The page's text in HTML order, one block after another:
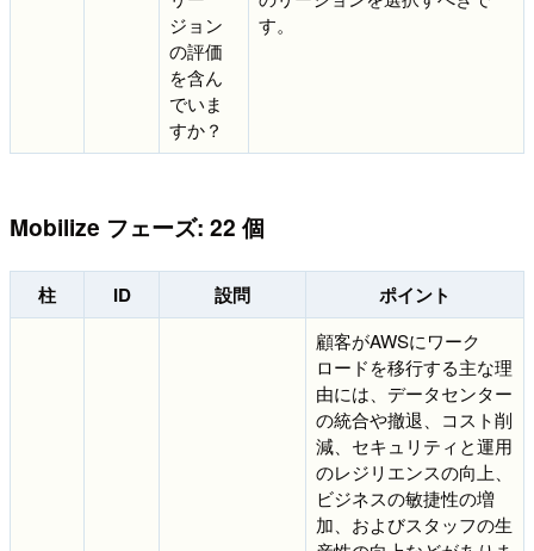
ジョン
の評価
を含ん
でいま
すか？
す。
Mobilize フェーズ: 22 個
柱 ID 設問 ポイント
顧客がAWSにワーク
ロードを移行する主な理
由には、データセンター
の統合や撤退、コスト削
減、セキュリティと運用
のレジリエンスの向上、
ビジネスの敏捷性の増
加、およびスタッフの生